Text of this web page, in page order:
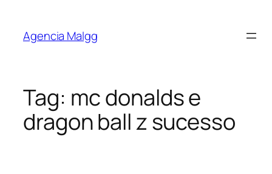
Agencia Malgg
Tag: mc donalds e
dragon ball z sucesso